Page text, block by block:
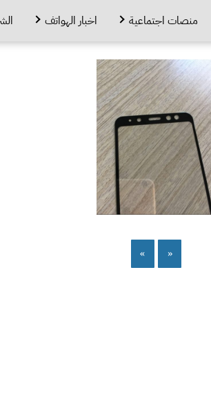
منصات اجتماعية اخبار الهواتف
«
»